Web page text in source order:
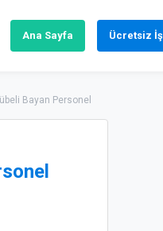
Ana Sayfa Ücretsiz İş
Bayan Personel